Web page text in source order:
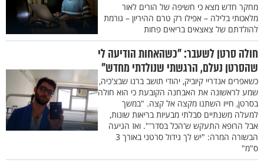
מחקר חדש מצא כי חשיפה של הורים לאור
מלאכותי בלילה – אפילו רק טרם ההיריון – גורמת
להולדתם של צאצאים בריאים פחות
חולה סרטן לשעבר: "כשהאחות הודיעה לי
שהסרטן נעלם, הרגשתי שנולדתי מחדש"
כשאפרים אנדריי קיוביק, יהודי תושב ברנו שבצ'כיה,
שמע לראשונה את האבחנה הקובעת כי הוא חולה
בסרטן, חייו השתנו מקצה אל קצה. "במשך
למעלה משנתיים סבלתי מבעיות בריאות שונות,
אבל הרופא התעקש ש'הכל בסדר'". ואז הגיעה
הבשורה המרה: "יש לך גידול סרטני באורך 3
ס"מ"